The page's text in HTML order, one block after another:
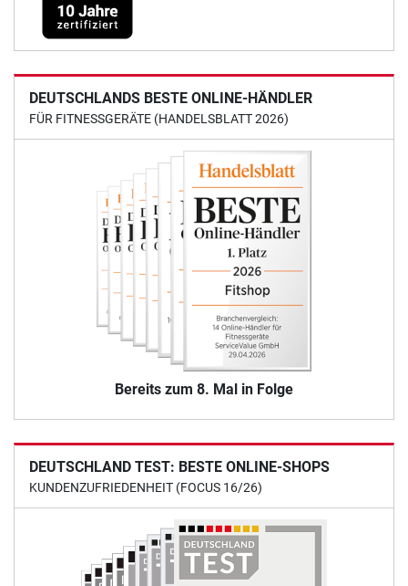
DEUTSCHLANDS BESTE ONLINE-HÄNDLER
FÜR FITNESSGERÄTE (HANDELSBLATT 2026)
Bereits zum 8. Mal in Folge
DEUTSCHLAND TEST: BESTE ONLINE-SHOPS
KUNDENZUFRIEDENHEIT (FOCUS 16/26)